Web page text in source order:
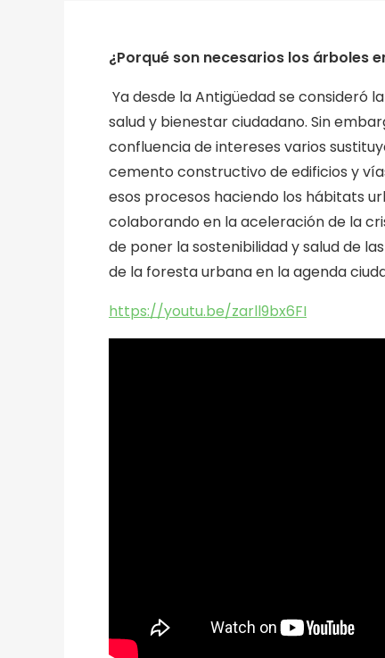
¿Porqué son necesarios los árboles
Ya desde la Antigüedad se consideró
salud y bienestar ciudadano. Sin
confluencia de intereses varios
cemento constructivo de edificios y
esos procesos haciendo los hábitats
colaborando en la aceleración de la
de poner la sostenibilidad y salud de
de la foresta urbana en la agenda
https://youtu.be/zarll9bx6FI